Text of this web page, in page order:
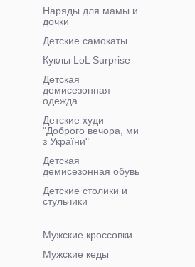
Наряды для мамы и
дочки
Детские самокаты
Куклы LoL Surprise
Детская
демисезонная
одежда
Детские худи
"Доброго вечора, ми
з України"
Детская
демисезонная обувь
Детские столики и
стульчики
Мужские кроссовки
Мужские кеды